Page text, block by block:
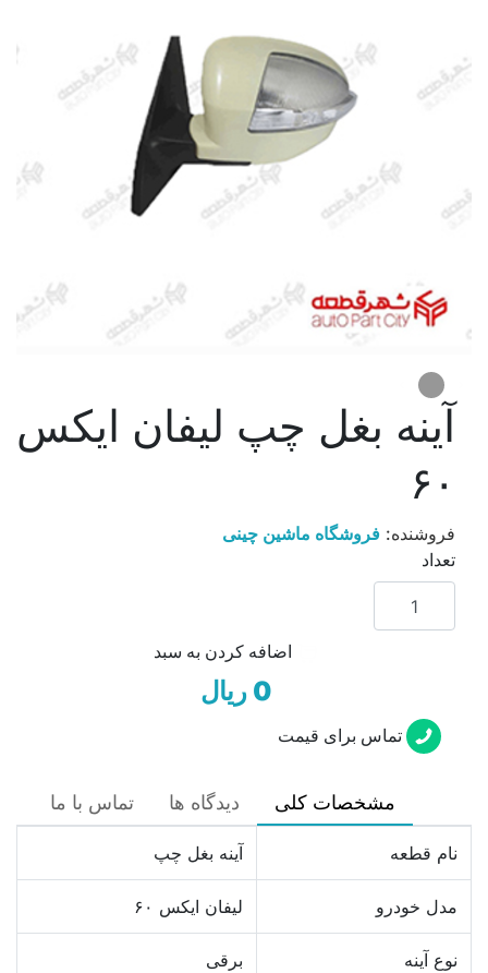
آینه بغل چپ لیفان ایکس
۶۰
فروشنده: فروشگاه ماشین چینی
تعداد
اضافه کردن به سبد
0 ریال
تماس برای قیمت
مشخصات کلی دیدگاه ها تماس با ما
نام قطعه آینه بغل چپ
مدل خودرو لیفان ایکس ۶۰
نوع آینه برقی